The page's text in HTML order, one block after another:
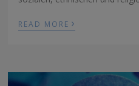
READ MORE ›